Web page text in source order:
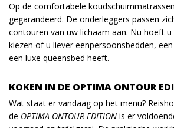
Op de comfortabele
gegarandeerd. De onderleggers passen
contouren van uw lichaam aan. Nu hoeft
kiezen of u liever eenpersoonsbedden,
een luxe queensbed heeft.
KOKEN IN DE OPTIMA ONTOUR
Wat staat er vandaag op het menu?
de OPTIMA ONTOUR EDITION is er